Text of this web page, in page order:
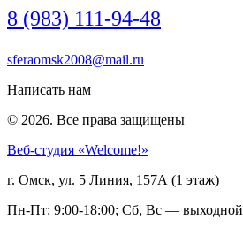
8 (983) 111-94-48
sferaomsk2008@mail.ru
Написать нам
© 2026. Все права защищены
Веб-студия «Welcome!»
г. Омск, ул. 5 Линия, 157А (1 этаж)
Пн-Пт: 9:00-18:00; Сб, Вс — выходной